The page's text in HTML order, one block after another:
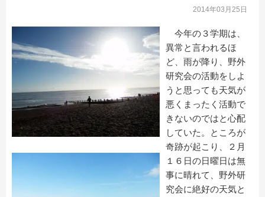
2014年03月25日
今年の３学期は、
異常と言われるほ
ど、雨が降り、野外
研究会の活動をしよ
うと思っても天気が
悪くまったく活動で
きないのではと心配
していた。ところが
奇跡が起こり、２月
１６日の日曜日は無
事に晴れて、野外研
究会に絶好の天気と